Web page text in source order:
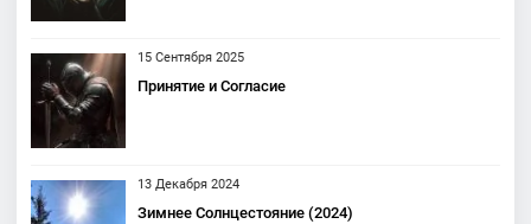
15 Сентября 2025
Принятие и Согласие
13 Декабря 2024
Зимнее Солнцестояние (2024)